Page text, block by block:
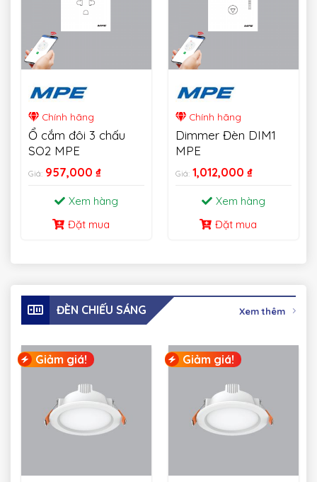
Chính hãng
Ổ cắm đôi 3 chấu
SO2 MPE
Giá: 957,000 ₫
Xem hàng
Đặt mua
Chính hãng
Dimmer Đèn DIM1
MPE
Giá: 1,012,000 ₫
Xem hàng
Đặt mua
ĐÈN CHIẾU SÁNG Xem thêm
Giảm giá! Giảm giá!